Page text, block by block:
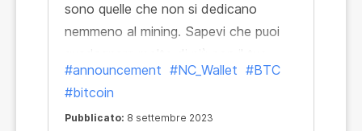
sono quelle che non si dedicano
nemmeno al mining. Sapevi che puoi
portafoglio crypto? E non richiede né
mining né operazioni complesse con i
tuoi fondi!
#announcement #NC_Wallet #BTC
#bitcoin
Pubblicato: 8 settembre 2023